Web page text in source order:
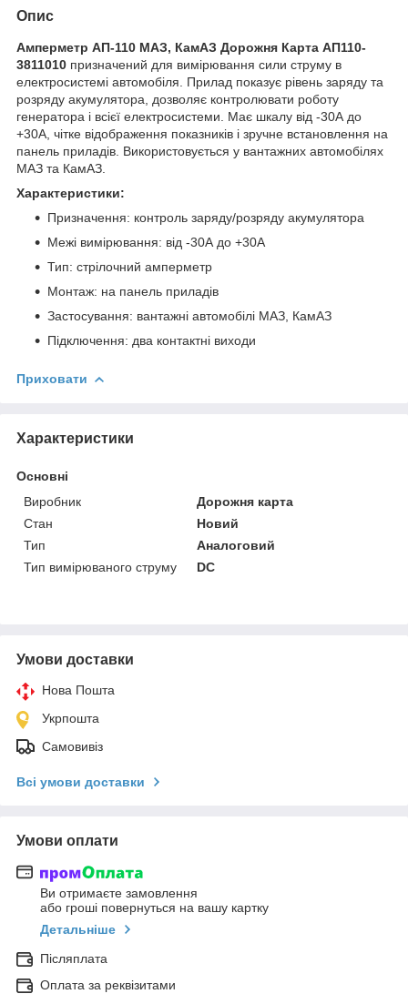
Опис
Амперметр АП-110 МАЗ, КамАЗ Дорожня Карта АП110-
3811010 призначений для вимірювання сили струму в
електросистемі автомобіля. Прилад показує рівень заряду та
розряду акумулятора, дозволяє контролювати роботу
генератора і всієї електросистеми. Має шкалу від -30А до
+30А, чітке відображення показників і зручне встановлення на
панель приладів. Використовується у вантажних автомобілях
МАЗ та КамАЗ.
Характеристики:
Призначення: контроль заряду/розряду акумулятора
Межі вимірювання: від -30А до +30А
Тип: стрілочний амперметр
Монтаж: на панель приладів
Застосування: вантажні автомобілі МАЗ, КамАЗ
Підключення: два контактні виходи
Приховати
Характеристики
Основні
Виробник
Дорожня карта
Стан
Новий
Тип
Аналоговий
Тип вимірюваного струму
DC
Умови доставки
Нова Пошта
Укрпошта
Самовивіз
Всі умови доставки
Умови оплати
Ви отримаєте замовлення
або гроші повернуться на вашу картку
Детальніше
Післяплата
Оплата за реквізитами